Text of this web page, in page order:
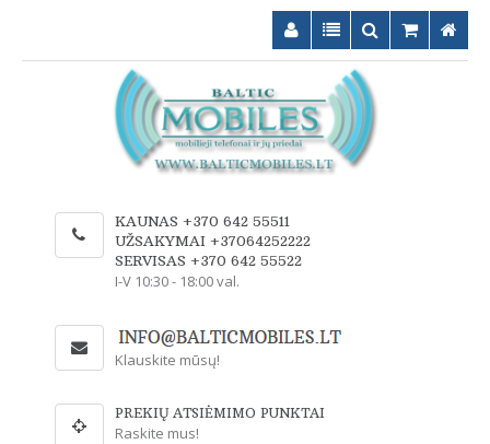
KAUNAS +370 642 55511
UŽSAKYMAI +37064252222
SERVISAS +370 642 55522
I-V 10:30 - 18:00 val.
Klauskite mūsų!
PREKIŲ ATSIĖMIMO PUNKTAI
Raskite mus!